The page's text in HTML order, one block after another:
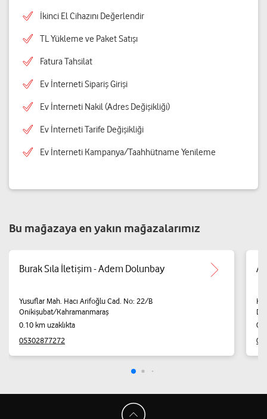
İkinci El Cihazını Değerlendir
TL Yükleme ve Paket Satışı
Fatura Tahsilat
Ev İnterneti Sipariş Girişi
Ev İnterneti Nakil (Adres Değişikliği)
Ev İnterneti Tarife Değişikliği
Ev İnterneti Kampanya/Taahhütname Yenileme
Bu mağazaya en yakın mağazalarımız
Burak Sıla İletişim - Adem Dolunbay
Yusuflar Mah. Hacı Arifoğlu Cad. No: 22/B
Onikişubat/Kahramanmaraş
0.10 km uzaklıkta
05302877272